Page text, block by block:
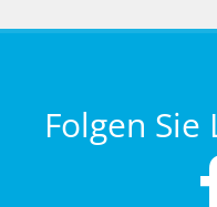
Folgen Sie